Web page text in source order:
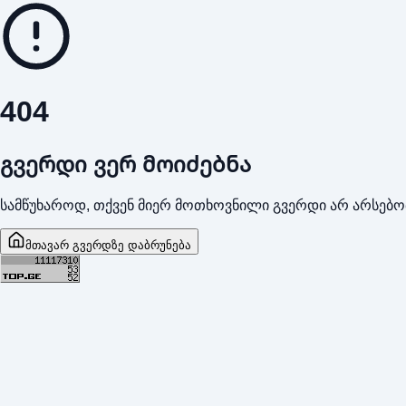
404
გვერდი ვერ მოიძებნა
სამწუხაროდ, თქვენ მიერ მოთხოვნილი გვერდი არ
მთავარ გვერდზე დაბრუნება